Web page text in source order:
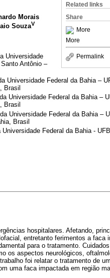
Related links
Share
More
More
Permalink
Morais
SouzaV
Universidade
Antônio –
Universidade Federal da Bahia –
Brasil
Universidade Federal da Bahia –
Brasil
Universidade Federal da Bahia –
Brasil
Federal da Bahia -
hospitalares. Afetando,
entretanto ferimentos a faca
para o tratamento.
os aspectos neurológicos,
foi relatar o tratamento de
uma faca impactada em região